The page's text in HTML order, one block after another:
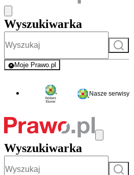
Wyszukiwarka
Szukaj
Moje Prawo.pl
- rejestracja i logowanie do serwisu
Nasze serwisy
Wyszukiwarka
Szukaj